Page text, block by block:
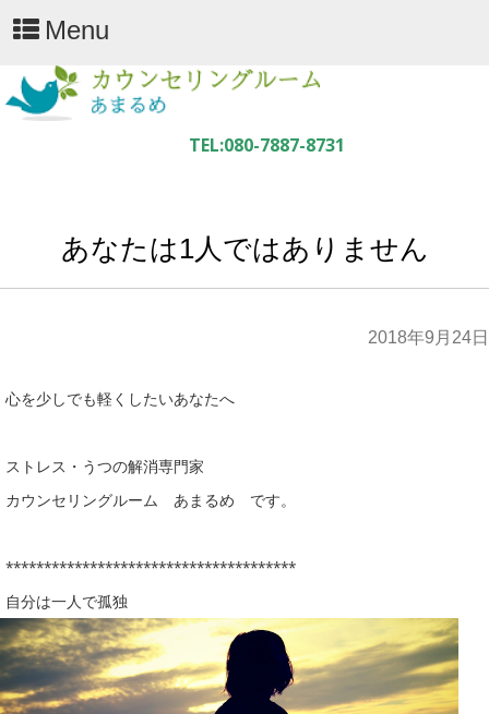
Menu
あなたは1人ではありません
2018年9月24日
心を少しでも軽くしたいあなたへ
ストレス・うつの解消専門家
カウンセリングルーム あまるめ です。
**************************************
自分は一人で孤独